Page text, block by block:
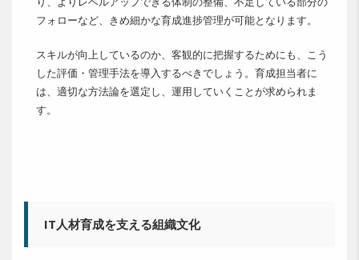
フォローなど、きめ細かな育成進捗管理が可能となります。
スキルが向上しているのか、客観的に把握するためにも、こう
した評価・管理手法を導入するべきでしょう。育成担当者に
は、適切な方法論を選定し、運用していくことが求められま
す。
IT人材育成を支える組織文化